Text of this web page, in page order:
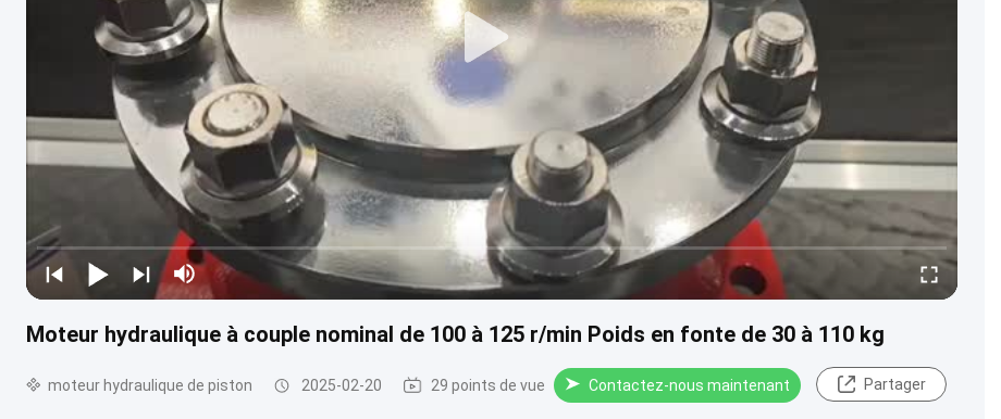
Moteur hydraulique à couple nominal de 100 à 125 r/min Poids en fonte de 30 à 110 kg
moteur hydraulique de piston 2025-02-20 29 points de vue Contactez-nous maintenant Partager